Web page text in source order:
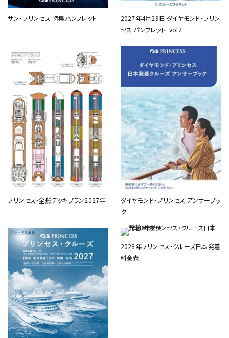
サン・プリンセス 特集パンフレット
2027年4月29日 ダイヤモンド・プリン
セス パンフレット_vol2
プリンセス・全船デッキプラン2027年
ダイヤモンド・プリンセス アンサーブッ
ク
2028年プリンセス・クルーズ日本発着
料金表